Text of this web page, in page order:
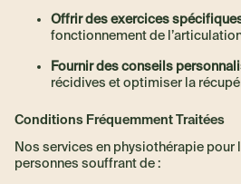
Offrir des exercices
fonctionnement de
Fournir des conseils
récidives et optimiser la
Conditions Fréquemment Traitées
Nos services en physiothérapie pour
personnes souffrant de :